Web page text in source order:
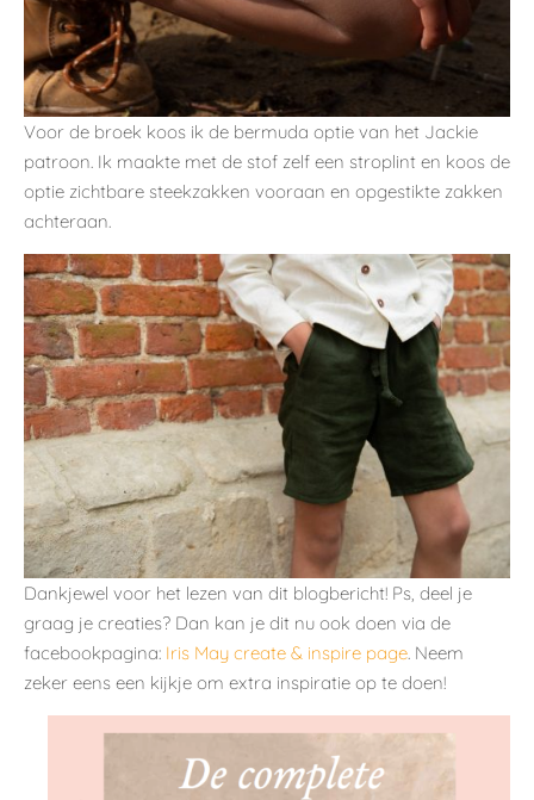
Voor de broek koos ik de bermuda optie van het Jackie
patroon. Ik maakte met de stof zelf een stroplint en koos de
optie zichtbare steekzakken vooraan en opgestikte zakken
achteraan.
Dankjewel voor het lezen van dit blogbericht! Ps, deel je
graag je creaties? Dan kan je dit nu ook doen via de
facebookpagina: Iris May create & inspire page . Neem
zeker eens een kijkje om extra inspiratie op te doen!